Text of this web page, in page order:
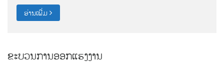
ອ່ານເພີ່ມ
ຂະບວນການອອກແຮງງານ